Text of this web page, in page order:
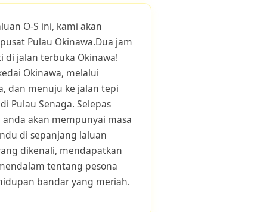
O-S ini, kami akan
Pulau Okinawa.Dua jam
di jalan terbuka Okinawa!
Okinawa, melalui
dan menuju ke jalan tepi
Pulau Senaga. Selepas
anda akan mempunyai masa
di sepanjang laluan
dikenali, mendapatkan
tentang pesona
bandar yang meriah.